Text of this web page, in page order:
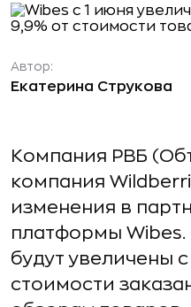
Автор:
Екатерина Струкова
Компания РВБ
компания
изменения в
платформы
будут увеличены
стоимости